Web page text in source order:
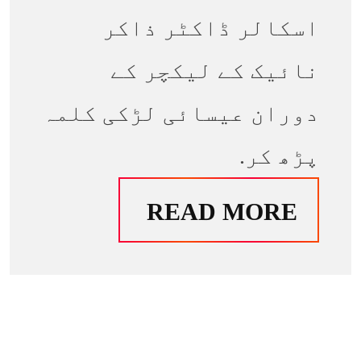
اسکالر ڈاکٹر ذاکر
نائیک کے لیکچر کے
دوران عیسائی لڑکی کلمہ
پڑھ کر.
READ MORE